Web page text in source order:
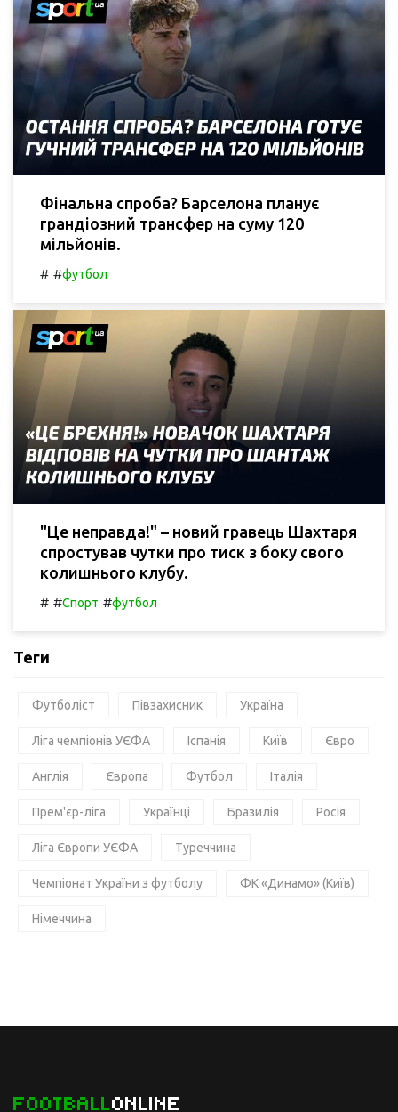
Фінальна спроба? Барселона планує
грандіозний трансфер на суму 120
мільйонів.
# #футбол
"Це неправда!" – новий гравець Шахтаря
спростував чутки про тиск з боку свого
колишнього клубу.
# #Спорт #футбол
Теги
Футболіст Півзахисник Україна
Ліга чемпіонів УЄФА Іспанія Київ Євро
Англія Європа Футбол Італія
Прем'єр-ліга Українці Бразилія Росія
Ліга Європи УЄФА Туреччина
Чемпіонат України з футболу ФК «Динамо» (Київ)
Німеччина
FOOTBALLONLINE